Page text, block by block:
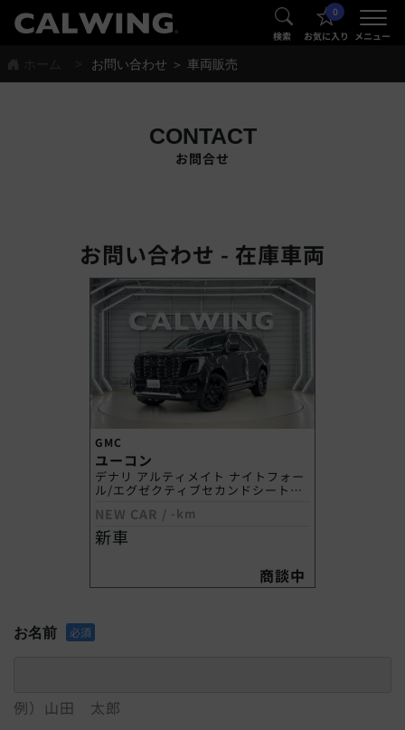
® 検索
0
お気に入り メニュー
®
お問い合わせ ＞ 車両販売
CONTACT
お問合せ
お問い合わせ - 在庫車両
GMC
ユーコン
デナリ アルティメイト ナイトフォー
ル/エグゼクティブセカンドシート
NEW CAR / -km
新車
商談中
お名前 必須
例）山田 太郎